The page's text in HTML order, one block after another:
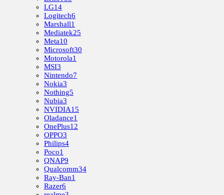
LG14
Logitech6
Marshall1
Mediatek25
Meta10
Microsoft30
Motorola1
MSI3
Nintendo7
Nokia3
Nothing5
Nubia3
NVIDIA15
Oladance1
OnePlus12
OPPO3
Philips4
Poco1
QNAP9
Qualcomm34
Ray-Ban1
Razer6